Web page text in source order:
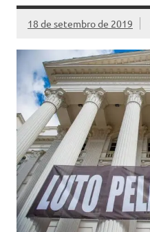
18 de setembro de 2019